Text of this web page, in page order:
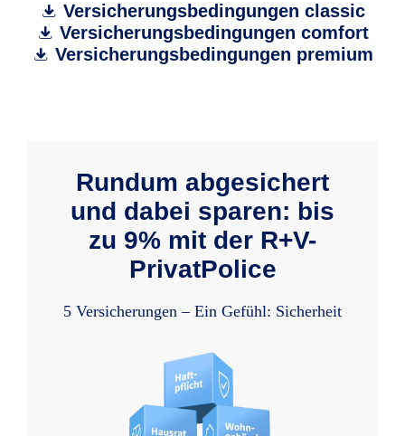
Versicherungsbedingungen classic
Versicherungsbedingungen comfort
Versicherungsbedingungen premium
Rundum abgesichert
und dabei sparen: bis
zu 9% mit der R+V-
PrivatPolice
5 Versicherungen – Ein Gefühl: Sicherheit